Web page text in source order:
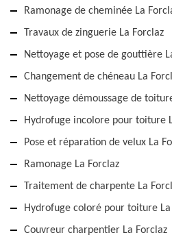
Ramonage de cheminée La
Travaux de zinguerie La Forclaz
Nettoyage et pose de gouttière
Changement de chéneau La
Nettoyage démoussage de
Hydrofuge incolore pour toiture
Pose et réparation de velux La
Ramonage La Forclaz
Traitement de charpente La
Hydrofuge coloré pour toiture La
Couvreur charpentier La Forclaz